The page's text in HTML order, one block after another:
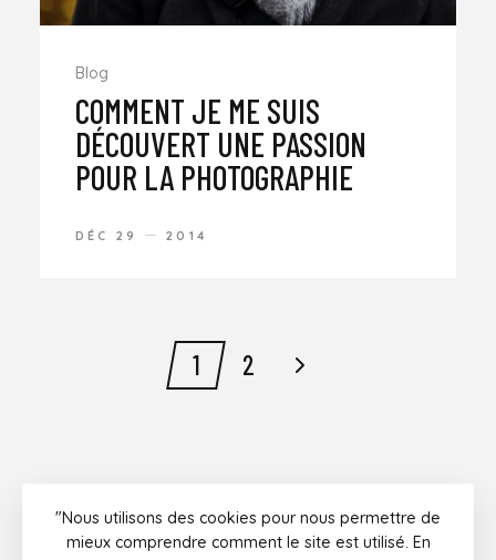
Blog
COMMENT JE ME SUIS
DÉCOUVERT UNE PASSION
POUR LA PHOTOGRAPHIE
DÉC 29 2014
1 2
Instagram Facebook Twitter Youtube
"Nous utilisons des cookies pour nous permettre de
mieux comprendre comment le site est utilisé. En